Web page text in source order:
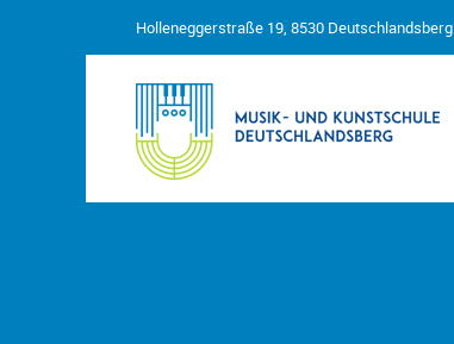
Holleneggerstraße 19, 8530 Deutschlandsberg